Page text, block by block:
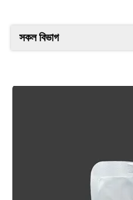
সকল বিভাগ